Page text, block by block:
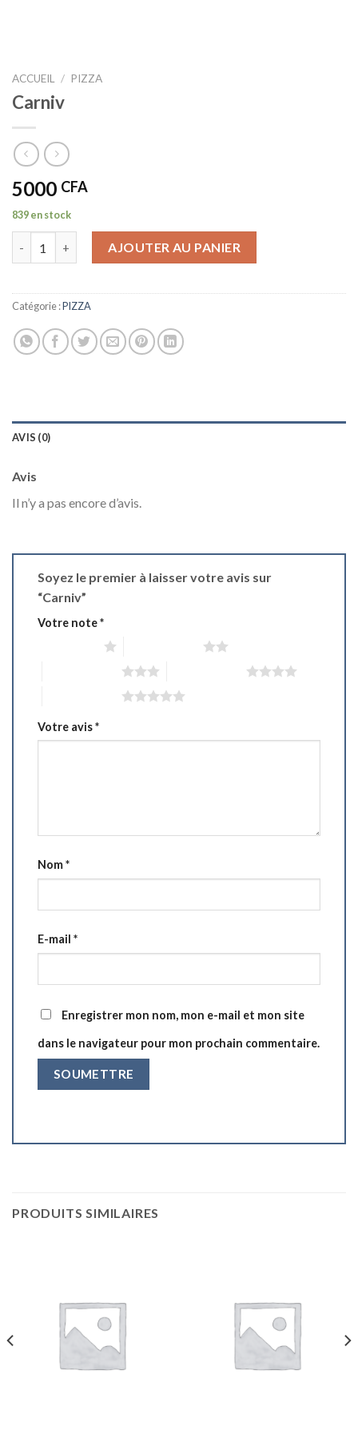
ACCUEIL / PIZZA
Carniv
5000 CFA
839 en stock
AJOUTER AU PANIER
Catégorie :PIZZA
AVIS (0)
Avis
Il n’y a pas encore d’avis.
Soyez le premier à laisser votre avis sur
“Carniv”
Votre note*
Votre avis*
Nom*
E-mail *
Enregistrer mon nom, mon e-mail et mon site
dans le navigateur pour mon prochain commentaire.
PRODUITS SIMILAIRES